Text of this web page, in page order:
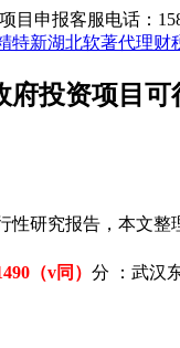
项目申报客服电话：
特新湖北软著代理财
府投资项目
性研究报告，本文
（v同） 分 ：武汉